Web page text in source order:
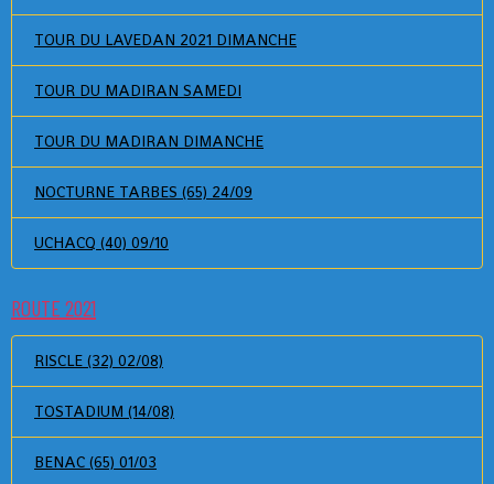
TOUR DU LAVEDAN 2021 DIMANCHE
TOUR DU MADIRAN SAMEDI
TOUR DU MADIRAN DIMANCHE
NOCTURNE TARBES (65) 24/09
UCHACQ (40) 09/10
ROUTE 2021
RISCLE (32) 02/08)
TOSTADIUM (14/08)
BENAC (65) 01/03